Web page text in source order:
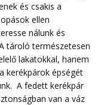
és csakis a
ellen
nálunk és
tároló természetesen
lakatokkal, hanem
kerékpárok épségét
A fedett kerékpár
van a váz